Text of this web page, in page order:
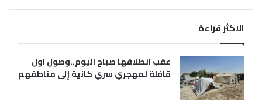
الاكثر قراءة
عقب انطلاقها صباح اليوم..وصول اول
قافلة لمهجري سري كانية إلى مناطقهم